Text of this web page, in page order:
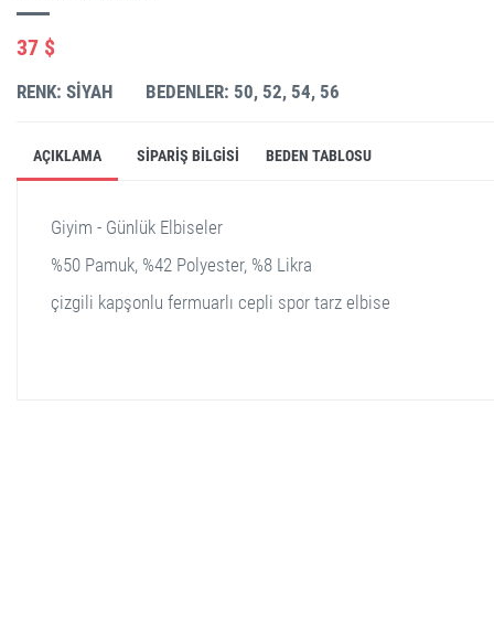
37 $
RENK: SIYAH BEDENLER: 50, 52, 54, 56
AÇIKLAMA SIPARIŞ BILGISI BEDEN TABLOSU
Giyim - Günlük Elbiseler
%50 Pamuk, %42 Polyester, %8 Likra
çizgili kapşonlu fermuarlı cepli spor tarz elbise